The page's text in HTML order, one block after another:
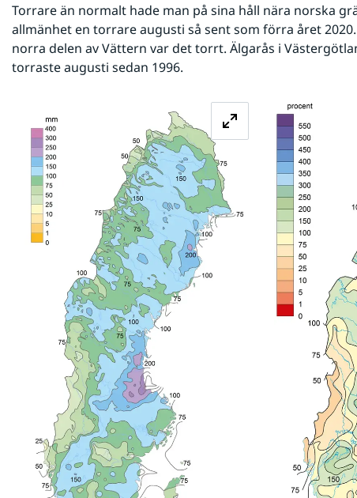
Torrare än normalt hade man på sina håll nära norska
allmänhet en torrare augusti så sent som förra året
norra delen av Vättern var det torrt. Älgarås i
torraste augusti sedan 1996.